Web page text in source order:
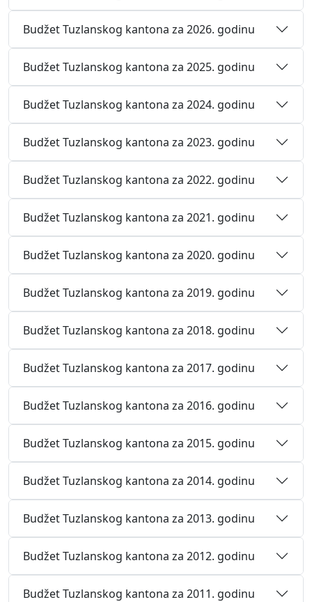
Budžet Tuzlanskog kantona za 2026. godinu
Budžet Tuzlanskog kantona za 2025. godinu
Budžet Tuzlanskog kantona za 2024. godinu
Budžet Tuzlanskog kantona za 2023. godinu
Budžet Tuzlanskog kantona za 2022. godinu
Budžet Tuzlanskog kantona za 2021. godinu
Budžet Tuzlanskog kantona za 2020. godinu
Budžet Tuzlanskog kantona za 2019. godinu
Budžet Tuzlanskog kantona za 2018. godinu
Budžet Tuzlanskog kantona za 2017. godinu
Budžet Tuzlanskog kantona za 2016. godinu
Budžet Tuzlanskog kantona za 2015. godinu
Budžet Tuzlanskog kantona za 2014. godinu
Budžet Tuzlanskog kantona za 2013. godinu
Budžet Tuzlanskog kantona za 2012. godinu
Budžet Tuzlanskog kantona za 2011. godinu